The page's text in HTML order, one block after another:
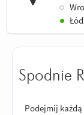
○
●
Spodnie
Podejmij